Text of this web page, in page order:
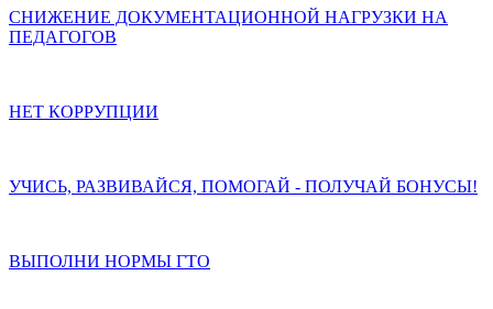
СНИЖЕНИЕ ДОКУМЕНТАЦИОННОЙ НАГРУЗКИ НА
ПЕДАГОГОВ
НЕТ КОРРУПЦИИ
УЧИСЬ, РАЗВИВАЙСЯ, ПОМОГАЙ - ПОЛУЧАЙ БОНУСЫ!
ВЫПОЛНИ НОРМЫ ГТО